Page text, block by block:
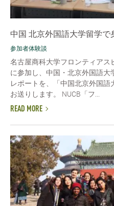
中国 北京外国語大学留学で
参加者体験談
名古屋商科大学フロンティアス
に参加し、中国・北京外国語
レポートを、「中国北京外国語
お送りします。 NUCB「フ...
READ MORE